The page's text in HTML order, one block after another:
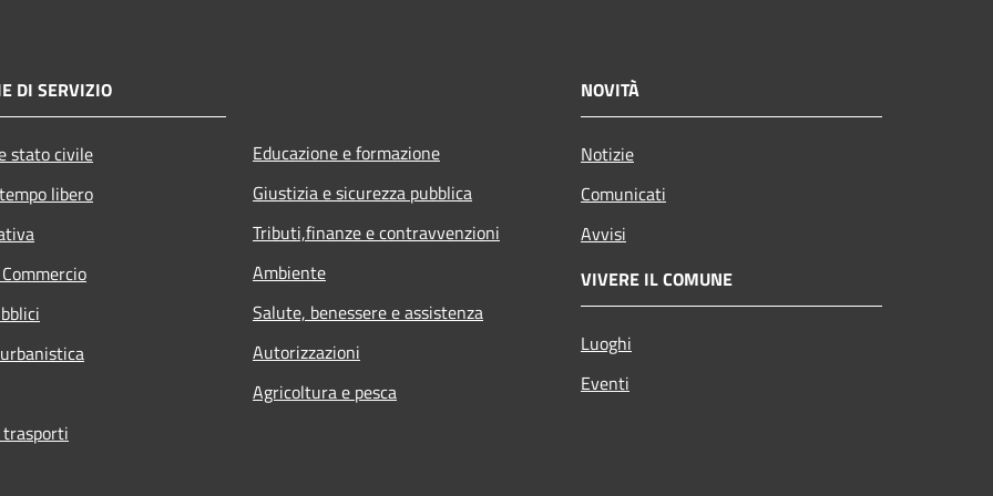
DI SERVIZIO
stato civile
libero
Educazione e formazione
Giustizia e sicurezza pubblica
Tributi,finanze e contravvenzioni
Ambiente
Salute, benessere e assistenza
Autorizzazioni
Agricoltura e pesca
NOVITÀ
Notizie
Comunicati
Avvisi
VIVERE IL COMUNE
Luoghi
Eventi